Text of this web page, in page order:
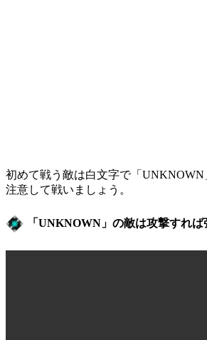
初めて戦う敵は白文字で「UNKNOWN
注意して戦いましょう。
「UNKNOWN」の敵は攻撃すれ